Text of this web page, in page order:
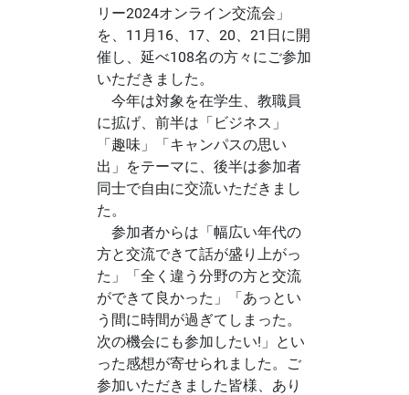
リー2024オンライン交流会」
を、11月16、17、20、21日に開
催し、延べ108名の方々にご参加
いただきました。
今年は対象を在学生、教職員
に拡げ、前半は「ビジネス」
「趣味」「キャンパスの思い
出」をテーマに、後半は参加者
同士で自由に交流いただきまし
た。
参加者からは「幅広い年代の
方と交流できて話が盛り上がっ
た」「全く違う分野の方と交流
ができて良かった」「あっとい
う間に時間が過ぎてしまった。
次の機会にも参加したい!」とい
った感想が寄せられました。ご
参加いただきました皆様、あり